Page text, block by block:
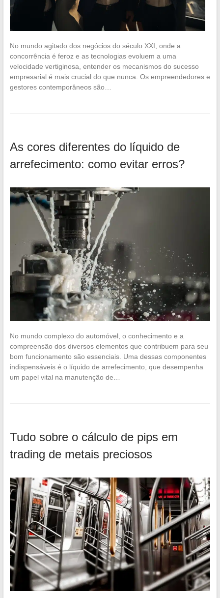
No mundo agitado dos negócios do século XXI, onde a
concorrência é feroz e as tecnologias evoluem a uma
velocidade vertiginosa, entender os mecanismos do sucesso
empresarial é mais crucial do que nunca. Os empreendedores e
gestores contemporâneos são…
As cores diferentes do líquido de
arrefecimento: como evitar erros?
No mundo complexo do automóvel, o conhecimento e a
compreensão dos diversos elementos que contribuem para seu
bom funcionamento são essenciais. Uma dessas componentes
indispensáveis é o líquido de arrefecimento, que desempenha
um papel vital na manutenção de…
Tudo sobre o cálculo de pips em
trading de metais preciosos